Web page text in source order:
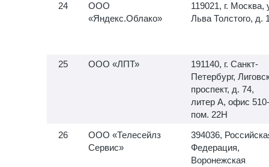
ООО
«Яндекс.Облако»
119021, г. Москва,
Льва Толстого, д.
ООО «ЛПТ»
191140, г. Санкт-
Петербург,
проспект, д. 74,
литер А, офис
пом. 22Н
ООО «Телесейлз
Сервис»
394036,
Федерация,
Воронежская